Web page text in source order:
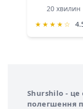
20 хвилин
★ ★ ★ ★ ☆
Про сервіс
Shurshilo - це
полегшення